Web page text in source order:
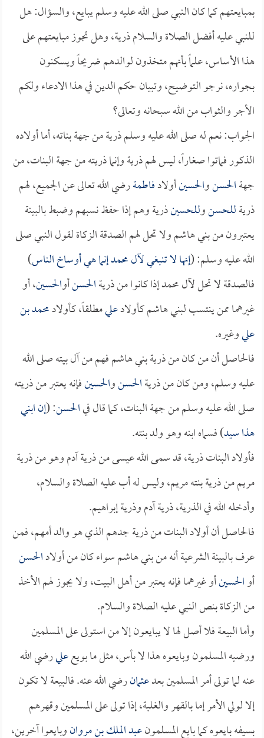
بمبايعتهم كما كان النبي صلى الله عليه وسلم يبايع، والسؤال: هل
للنبي عليه أفضل الصلاة والسلام ذرية، وهل تجوز مبايعتهم على
هذا الأساس، علماً بأنهم متخذون لوالدهم ضريحاً ويسكنون
بجواره، نرجو التوضيح، وتبيان حكم الدين في هذا الادعاء ولكم
الأجر والثواب من الله سبحانه وتعالى؟
الجواب: نعم له صلى الله عليه وسلم ذرية من جهة بناته، أما أولاده
الذكور فماتوا صغاراً، ليس لهم ذرية وإنما ذريته من جهة البنات، من
جهةالحسنوالحسينأولادفاطمةرضي الله تعالى عن الجميع، لهم
ذريةللحسنوللحسينذرية وهم إذا حفظ نسبهم وضبط بالبينة
يعتبرون من بني هاشم ولا تحل لهم الصدقة الزكاة لقول النبي صلى
الله عليه وسلم: (إنها لا تنبغي لآل محمد إنما هي أوساخ الناس)
فالصدقة لا تحل لآل محمد إذا كانوا من ذريةالحسنأوالحسين، أو
غيرهما ممن ينتسب لبني هاشم كأولادعليمطلقاً، كأولادمحمد بن
عليوغيره.
فالحاصل أن من كان من ذرية بني هاشم فهم من آل بيته صلى الله
عليه وسلم، ومن كان من ذريةالحسنوالحسينفإنه يعتبر من ذريته
صلى الله عليه وسلم من جهة البنات، كما قال فيالحسن: (إن ابني
هذا سيد) فسماه ابنه وهو ولد بنته.
فأولاد البنات ذرية، قد سمى الله عيسى من ذرية آدم وهو من ذرية
مريم من ذرية بنته مريم، وليس له أب عليه الصلاة والسلام،
وأدخله الله في الذرية، ذرية آدم وذرية إبراهيم.
فالحاصل أن أولاد البنات من ذرية جدهم الذي هو والد أمهم، فمن
عرف بالبينة الشرعية أنه من بني هاشم سواء كان من أولادالحسن
أوالحسينأو غيرهما فإنه يعتبر من أهل البيت، ولا يجوز لهم الأخذ
من الزكاة بنص النبي عليه الصلاة والسلام.
وأما البيعة فلا أصل لها لا يبايعون إلا من استولى على المسلمين
ورضيه المسلمون وبايعوه هذا لا بأس، مثل ما بويععليرضي الله
عنه لما تولى أمر المسلمين بعدعثمانرضي الله عنه. فالبيعة لا تكون
إلا لولي الأمر إما بالقهر والغلبة، إذا تولى على المسلمين وقهرهم
بسيفه بايعوه كما بايع المسلمونعبد الملك بن مروانوبايعوا آخرين،